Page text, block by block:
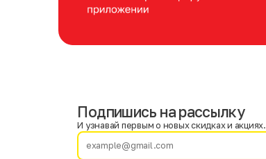
Фамилия
Подпишись на рассылку
И узнавай первым о новых скидках и акциях.